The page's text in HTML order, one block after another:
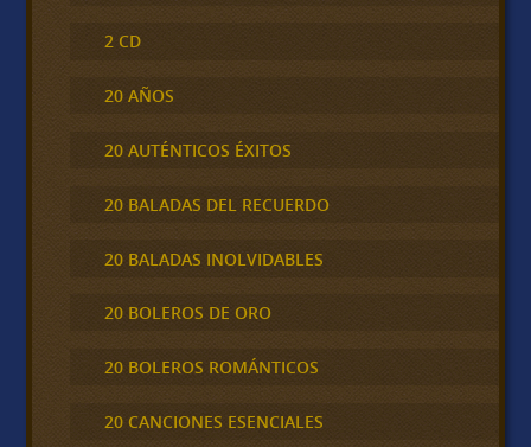
2 CD
20 AÑOS
20 AUTÉNTICOS ÉXITOS
20 BALADAS DEL RECUERDO
20 BALADAS INOLVIDABLES
20 BOLEROS DE ORO
20 BOLEROS ROMÁNTICOS
20 CANCIONES ESENCIALES